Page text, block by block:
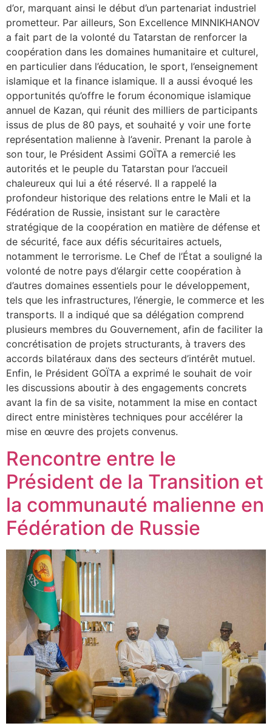
d’or, marquant ainsi le début d’un partenariat industriel
prometteur. Par ailleurs, Son Excellence MINNIKHANOV
a fait part de la volonté du Tatarstan de renforcer la
coopération dans les domaines humanitaire et culturel,
en particulier dans l’éducation, le sport, l’enseignement
islamique et la finance islamique. Il a aussi évoqué les
opportunités qu’offre le forum économique islamique
annuel de Kazan, qui réunit des milliers de participants
issus de plus de 80 pays, et souhaité y voir une forte
représentation malienne à l’avenir. Prenant la parole à
son tour, le Président Assimi GOÏTA a remercié les
autorités et le peuple du Tatarstan pour l’accueil
chaleureux qui lui a été réservé. Il a rappelé la
profondeur historique des relations entre le Mali et la
Fédération de Russie, insistant sur le caractère
stratégique de la coopération en matière de défense et
de sécurité, face aux défis sécuritaires actuels,
notamment le terrorisme. Le Chef de l’État a souligné la
volonté de notre pays d’élargir cette coopération à
d’autres domaines essentiels pour le développement,
tels que les infrastructures, l’énergie, le commerce et les
transports. Il a indiqué que sa délégation comprend
plusieurs membres du Gouvernement, afin de faciliter la
concrétisation de projets structurants, à travers des
accords bilatéraux dans des secteurs d’intérêt mutuel.
Enfin, le Président GOÏTA a exprimé le souhait de voir
les discussions aboutir à des engagements concrets
avant la fin de sa visite, notamment la mise en contact
direct entre ministères techniques pour accélérer la
mise en œuvre des projets convenus.
Rencontre entre le
Président de la Transition et
la communauté malienne en
Fédération de Russie